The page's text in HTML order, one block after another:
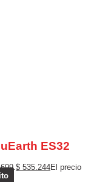
ES32
$ 535.244El precio